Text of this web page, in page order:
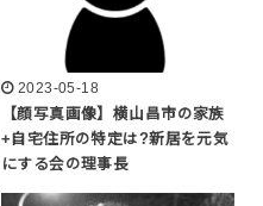
2023-05-18
【顔写真画像】横山昌市の家族
+自宅住所の特定は?新居を元気
にする会の理事長